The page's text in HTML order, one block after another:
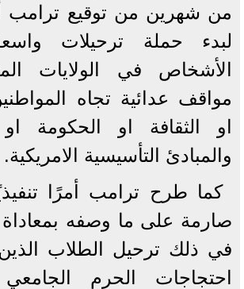
من شهرين من توقيع ترامب
لبدء حملة ترحيلات
الأشخاص في الولايات
مواقف عدائية تجاه
او الثقافة او الحكومة
والمبادئ التأسيسية الامريكية.
كما طرح ترامب أمرًا
صارمة على ما وصفه بمعاداة
في ذلك ترحيل الطلاب
احتجاجات الحرم